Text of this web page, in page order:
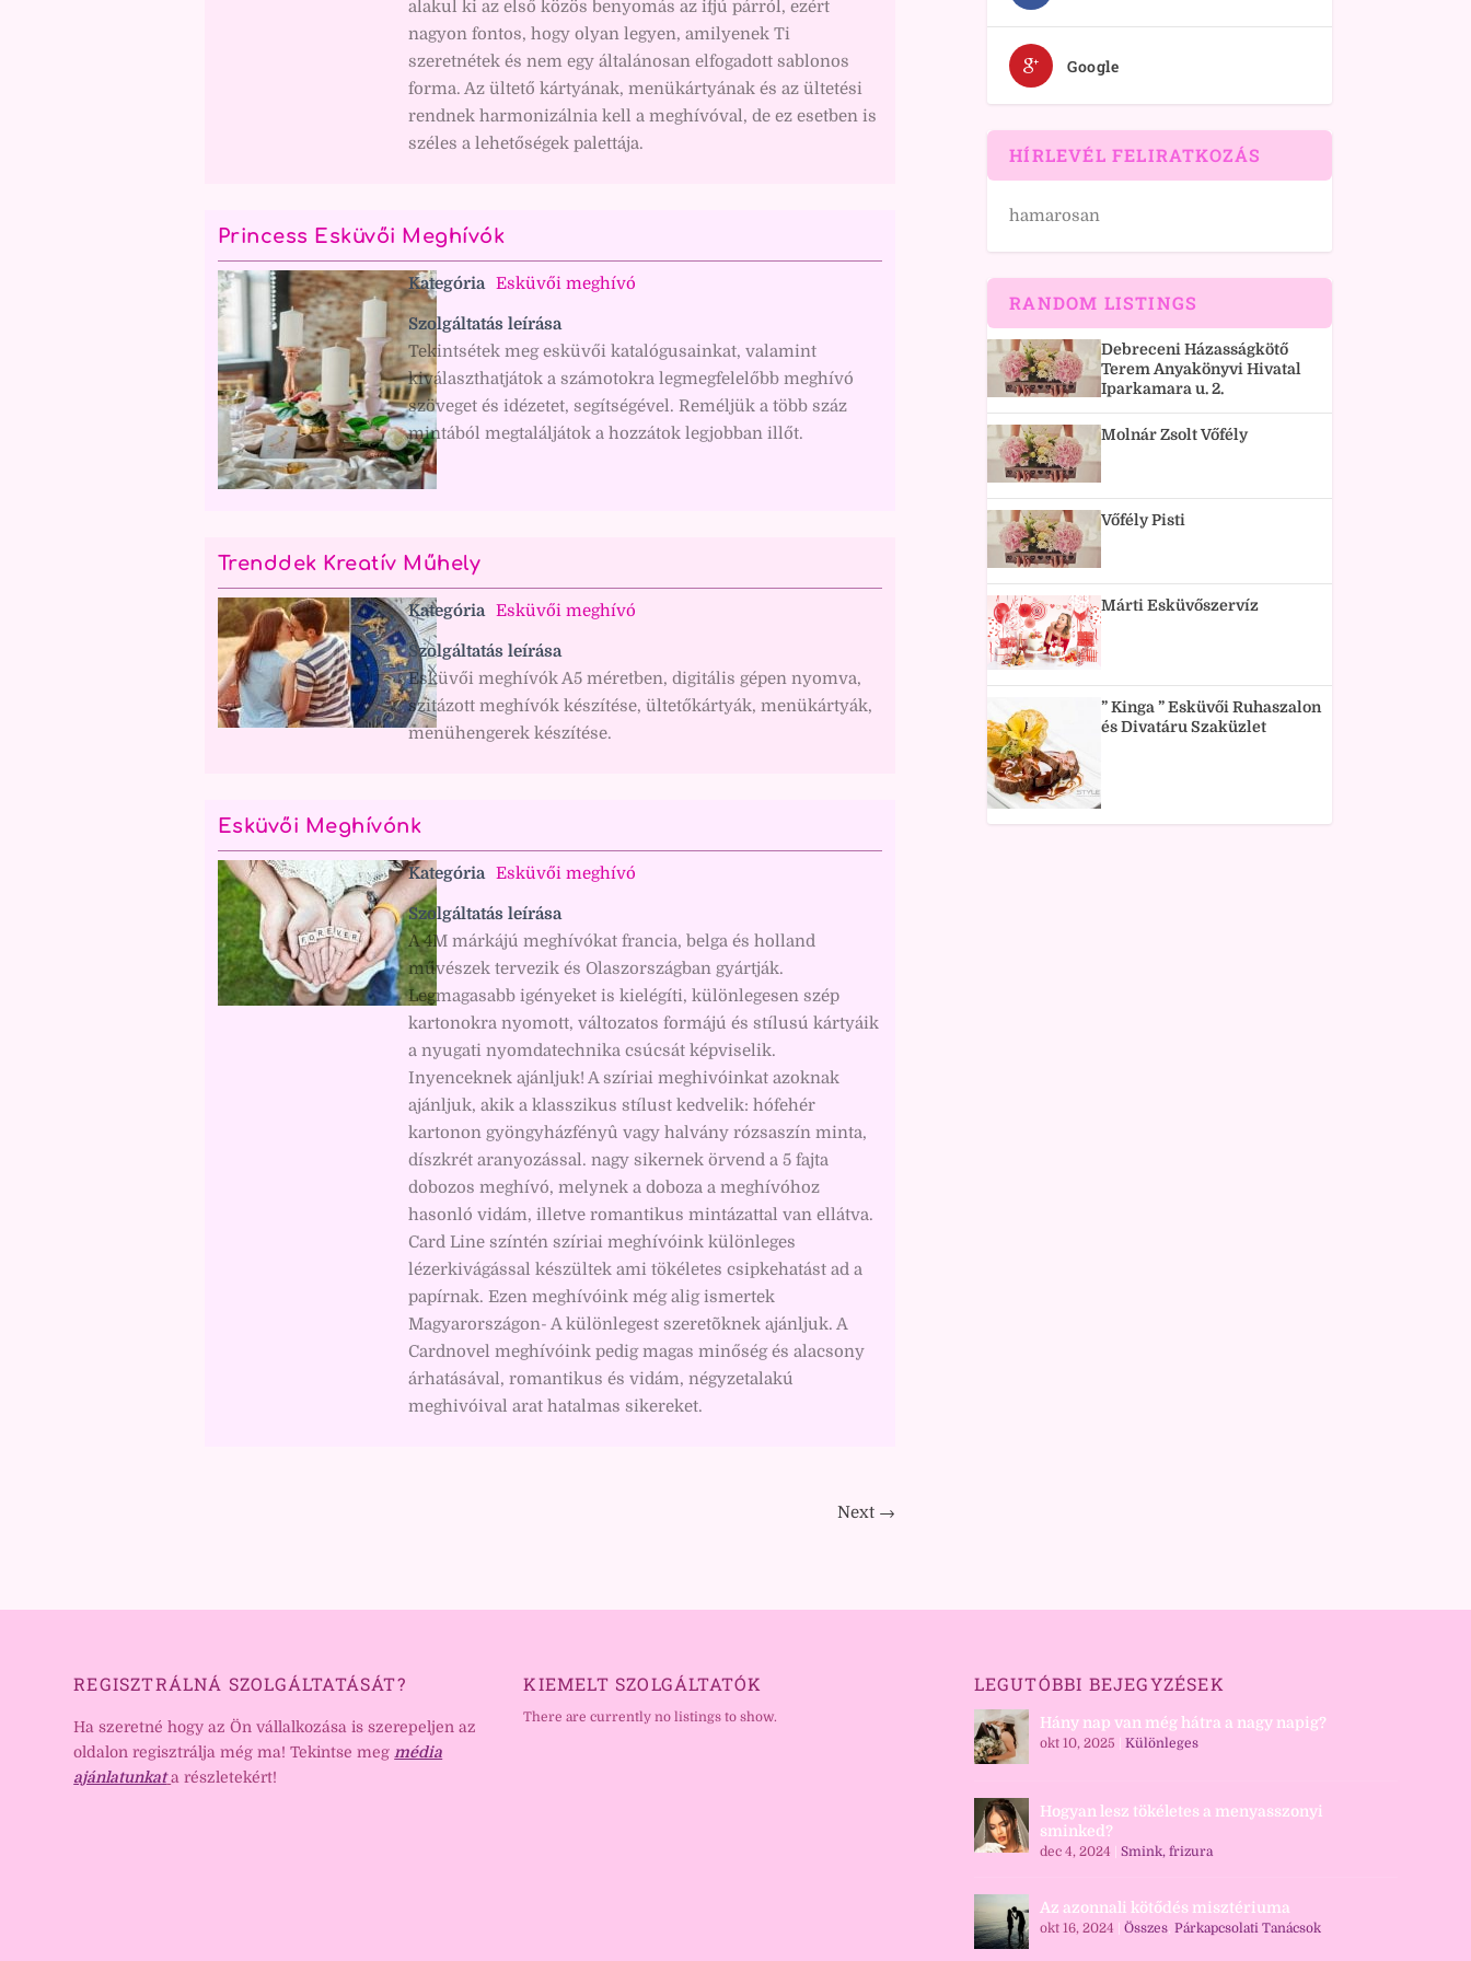
alakul ki az első közös benyomás az ifjú párról, ezért
nagyon fontos, hogy olyan legyen, amilyenek Ti
szeretnétek és nem egy általánosan elfogadott sablonos
forma. Az ültető kártyának, menükártyának és az ültetési
rendnek harmonizálnia kell a meghívóval, de ez esetben is
széles a lehetőségek palettája.
Princess Esküvői Meghívók
Kategória Esküvői meghívó
Szolgáltatás leírása
Tekintsétek meg esküvői katalógusainkat, valamint
kiválaszthatjátok a számotokra legmegfelelőbb meghívó
szöveget és idézetet, segítségével. Reméljük a több száz
mintából megtaláljátok a hozzátok legjobban illőt.
Trenddek Kreatív Műhely
Kategória Esküvői meghívó
Szolgáltatás leírása
Esküvői meghívók A5 méretben, digitális gépen nyomva,
szitázott meghívók készítése, ültetőkártyák, menükártyák,
menühengerek készítése.
Esküvői Meghívónk
Kategória Esküvői meghívó
Szolgáltatás leírása
A 4M márkájú meghívókat francia, belga és holland
művészek tervezik és Olaszországban gyártják.
Legmagasabb igényeket is kielégíti, különlegesen szép
kartonokra nyomott, változatos formájú és stílusú kártyáik
a nyugati nyomdatechnika csúcsát képviselik.
Inyenceknek ajánljuk! A szíriai meghivóinkat azoknak
ajánljuk, akik a klasszikus stílust kedvelik: hófehér
kartonon gyöngyházfényû vagy halvány rózsaszín minta,
díszkrét aranyozással. nagy sikernek örvend a 5 fajta
dobozos meghívó, melynek a doboza a meghívóhoz
hasonló vidám, illetve romantikus mintázattal van ellátva.
Card Line színtén szíriai meghívóink különleges
lézerkivágással készültek ami tökéletes csipkehatást ad a
papírnak. Ezen meghívóink még alig ismertek
Magyarországon- A különlegest szeretõknek ajánljuk. A
Cardnovel meghívóink pedig magas minőség és alacsony
árhatásával, romantikus és vidám, négyzetalakú
meghivóival arat hatalmas sikereket.
Next →
Google
HÍRLEVÉL FELIRATKOZÁS
hamarosan
RANDOM LISTINGS
Debreceni Házasságkötő
Terem Anyakönyvi Hivatal
Iparkamara u. 2.
Molnár Zsolt Vőfély
Vőfély Pisti
Márti Esküvőszervíz
” Kinga ” Esküvői Ruhaszalon
és Divatáru Szaküzlet
REGISZTRÁLNÁ SZOLGÁLTATÁSÁT?
Ha szeretné hogy az Ön vállalkozása is szerepeljen az
oldalon regisztrálja még ma! Tekintse meg média
ajánlatunkat a részletekért!
KIEMELT SZOLGÁLTATÓK
There are currently no listings to show.
LEGUTÓBBI BEJEGYZÉSEK
Hány nap van még hátra a nagy napig?
okt 10, 2025 Különleges
Hogyan lesz tökéletes a menyasszonyi
sminked?
dec 4, 2024 Smink, frizura
Az azonnali kötődés misztériuma
okt 16, 2024 Összes, Párkapcsolati Tanácsok